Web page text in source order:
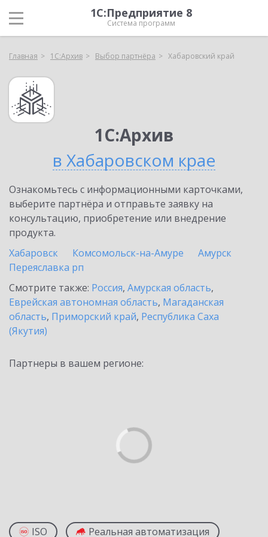
1С:Предприятие 8
Система программ
Главная 1С:Архив Выбор партнёра Хабаровский край
1С:Архив
в Хабаровском крае
Ознакомьтесь с информационными карточками,
выберите партнёра и отправьте заявку на
консультацию, приобретение или внедрение
продукта.
Хабаровск
Комсомольск-на-Амуре
Амурск
Переяславка рп
Смотрите также: Россия, Амурская область,
Еврейская автономная область, Магаданская
область, Приморский край, Республика Саха
(Якутия)
Партнеры в вашем регионе:
ISO Реальная автоматизация